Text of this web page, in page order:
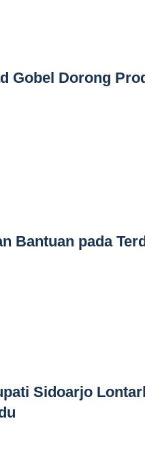
Gobel Dorong
Bantuan pada
Sidoarjo